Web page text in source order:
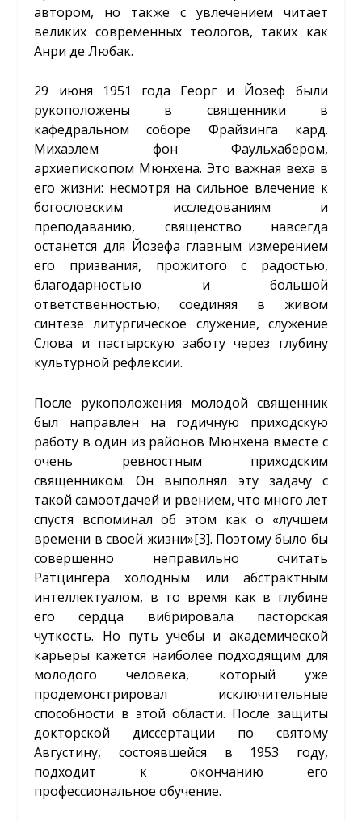
автором, но также с увлечением читает
великих современных теологов, таких как
Анри де Любак.
29 июня 1951 года Георг и Йозеф были
рукоположены в священники в
кафедральном соборе Фрайзинга кард.
Михаэлем фон Фаульхабером,
архиепископом Мюнхена. Это важная веха в
его жизни: несмотря на сильное влечение к
богословским исследованиям и
преподаванию, священство навсегда
останется для Йозефа главным измерением
его призвания, прожитого с радостью,
благодарностью и большой
ответственностью, соединяя в живом
синтезе литургическое служение, служение
Слова и пастырскую заботу через глубину
культурной рефлексии.
После рукоположения молодой священник
был направлен на годичную приходскую
работу в один из районов Мюнхена вместе с
очень ревностным приходским
священником. Он выполнял эту задачу с
такой самоотдачей и рвением, что много лет
спустя вспоминал об этом как о «лучшем
времени в своей жизни»[3]. Поэтому было бы
совершенно неправильно считать
Ратцингера холодным или абстрактным
интеллектуалом, в то время как в глубине
его сердца вибрировала пасторская
чуткость. Но путь учебы и академической
карьеры кажется наиболее подходящим для
молодого человека, который уже
продемонстрировал исключительные
способности в этой области. После защиты
докторской диссертации по святому
Августину, состоявшейся в 1953 году,
подходит к окончанию его
профессиональное обучение.